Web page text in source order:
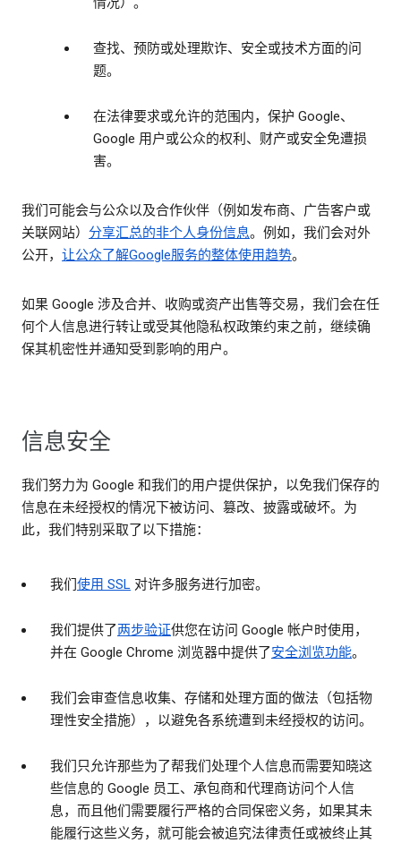
查找、预防或处理欺诈、安全或技术方面的问
题。
在法律要求或允许的范围内，保护 Google、
Google 用户或公众的权利、财产或安全免遭损
害。
我们可能会与公众以及合作伙伴（例如发布商、广告客户或
关联网站） 分享汇总的非个人身份信息。例如，我们会对外
公开， 让公众了解Google服务的整体使用趋势。
如果 Google 涉及合并、收购或资产出售等交易，我们会在任
何个人信息进行转让或受其他隐私权政策约束之前，继续确
保其机密性并通知受到影响的用户。
信息安全
我们努力为 Google 和我们的用户提供保护，以免我们保存的
信息在未经授权的情况下被访问、篡改、披露或破坏。为
此，我们特别采取了以下措施：
我们使用 SSL 对许多服务进行加密。
我们提供了两步验证供您在访问 Google 帐户时使用，
并在 Google Chrome 浏览器中提供了安全浏览功能。
我们会审查信息收集、存储和处理方面的做法（包括物
理性安全措施），以避免各系统遭到未经授权的访问。
我们只允许那些为了帮我们处理个人信息而需要知晓这
些信息的 Google 员工、承包商和代理商访问个人信
息，而且他们需要履行严格的合同保密义务，如果其未
能履行这些义务，就可能会被追究法律责任或被终止其